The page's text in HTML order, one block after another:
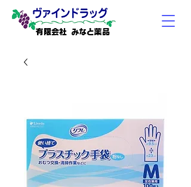
有限会社 みなと薬品